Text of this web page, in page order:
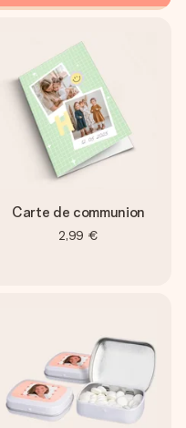
Carte de communion
2,99 €